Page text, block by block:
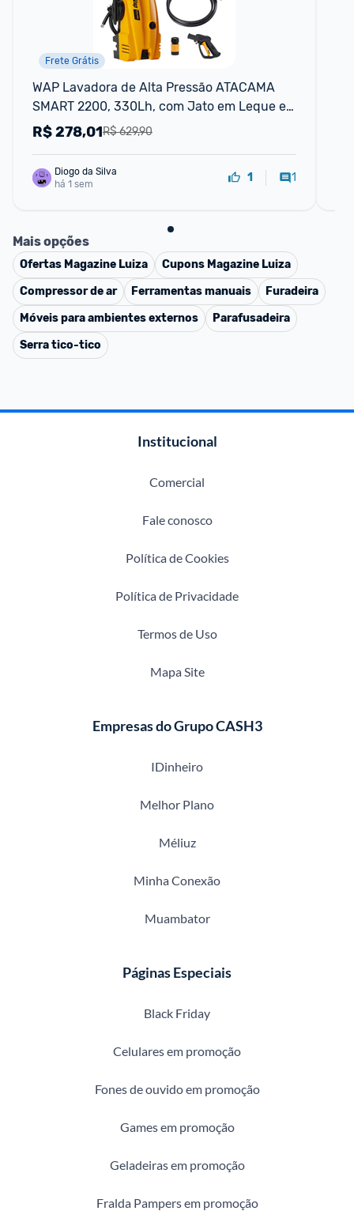
Frete Grátis
WAP Lavadora de Alta Pressão ATACAMA
SMART 2200, 330Lh, com Jato em Leque e
Concentrado, 1500psi 1400W 127V
R$ 629,90
R$278,01
Diogo da Silva
há 1 sem
1 1
Mais opções
Ofertas Magazine Luiza Cupons Magazine Luiza
Compressor de ar
Ferramentas manuais
Furadeira
Móveis para ambientes externos
Parafusadeira
Serra tico-tico
Institucional
Comercial
Fale conosco
Política de Cookies
Política de Privacidade
Termos de Uso
Mapa Site
Empresas do Grupo CASH3
IDinheiro
Melhor Plano
Méliuz
Minha Conexão
Muambator
Páginas Especiais
Black Friday
Celulares em promoção
Fones de ouvido em promoção
Games em promoção
Geladeiras em promoção
Fralda Pampers em promoção